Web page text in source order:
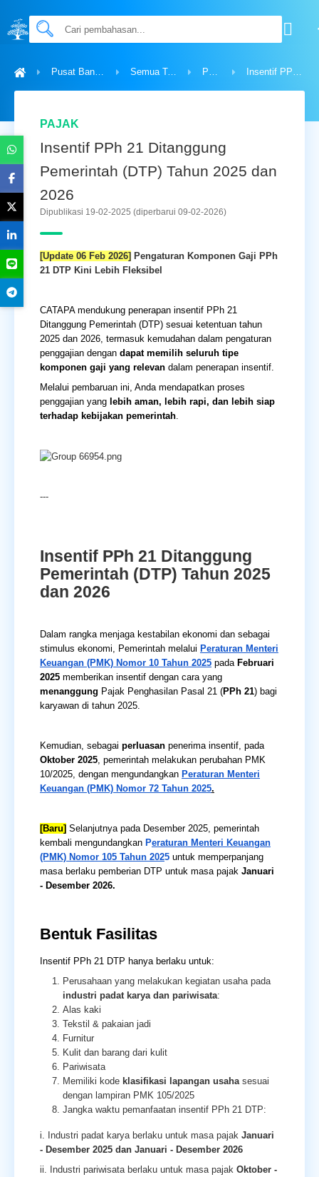
Pusat Bantuan Semua Topik Pajak Insentif PPh 21 Ditanggung Pemerintah (DTP) Tahun 2025 dan 2026
PAJAK
Insentif PPh 21 Ditanggung
Pemerintah (DTP) Tahun 2025 dan
2026
Dipublikasi 19-02-2025 (diperbarui 09-02-2026)
[Update 06 Feb 2026] Pengaturan Komponen Gaji PPh
21 DTP Kini Lebih Fleksibel
CATAPA mendukung penerapan insentif PPh 21
Ditanggung Pemerintah (DTP) sesuai ketentuan tahun
2025 dan 2026, termasuk kemudahan dalam pengaturan
penggajian dengan dapat memilih seluruh tipe
komponen gaji yang relevan dalam penerapan insentif.
Melalui pembaruan ini, Anda mendapatkan proses
penggajian yang lebih aman, lebih rapi, dan lebih siap
terhadap kebijakan pemerintah.
---
Insentif PPh 21 Ditanggung
Pemerintah (DTP) Tahun 2025
dan 2026
Dalam rangka menjaga kestabilan ekonomi dan sebagai
stimulus ekonomi, Pemerintah melalui Peraturan Menteri
Keuangan (PMK) Nomor 10 Tahun 2025 pada Februari
2025 memberikan insentif dengan cara yang
menanggung Pajak Penghasilan Pasal 21 (PPh 21) bagi
karyawan di tahun 2025.
Kemudian, sebagai perluasan penerima insentif, pada
Oktober 2025 , pemerintah melakukan perubahan PMK
10/2025, dengan mengundangkan Peraturan Menteri
Keuangan (PMK) Nomor 72 Tahun 2025.
[Baru] Selanjutnya pada Desember 2025, pemerintah
kembali mengundangkan Peraturan Menteri Keuangan
(PMK) Nomor 105 Tahun 2025 untuk memperpanjang
masa berlaku pemberian DTP untuk masa pajak Januari
- Desember 2026.
Bentuk Fasilitas
Insentif PPh 21 DTP hanya berlaku untuk:
Perusahaan yang melakukan kegiatan usaha pada
industri padat karya dan pariwisata:
Alas kaki
Tekstil & pakaian jadi
Furnitur
Kulit dan barang dari kulit
Pariwisata
Memiliki kode klasifikasi lapangan usaha sesuai
dengan lampiran PMK 105/2025
Jangka waktu pemanfaatan insentif PPh 21 DTP:
i. Industri padat karya berlaku untuk masa pajak Januari
- Desember 2025 dan Januari - Desember 2026
ii. Industri pariwisata berlaku untuk masa pajak Oktober -